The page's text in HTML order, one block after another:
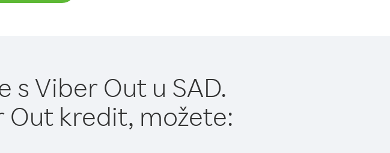
Viber Out u SAD.
Out kredit, možete: